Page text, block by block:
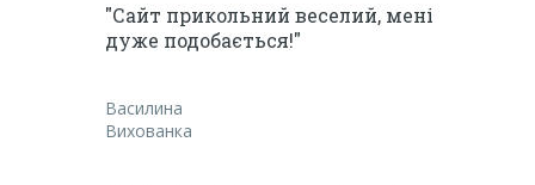
"Сайт прикольний веселий, мені
дуже подобається!"
Василина
Вихованка